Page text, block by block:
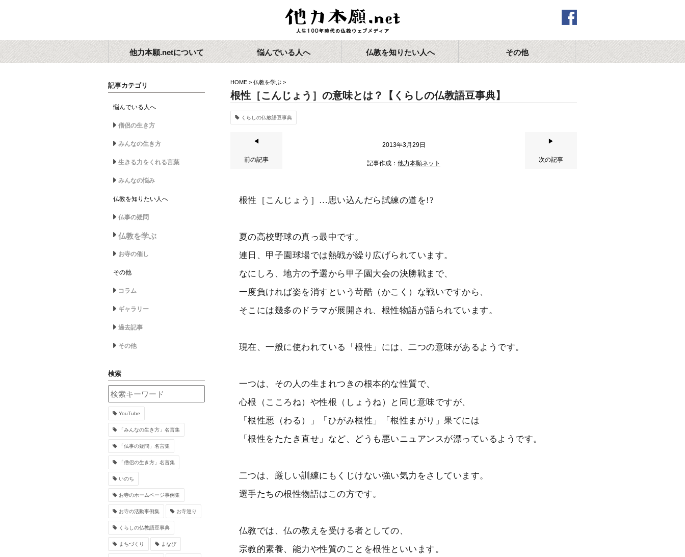
他力本願.netについて 悩んでいる人へ 仏教を知りたい人へ その他
HOME > 仏教を学ぶ >
根性［こんじょう］の意味とは？【くらしの仏教語豆事典】
くらしの仏教語豆事典
◀
前の記事
2013年3月29日
記事作成： 他力本願ネット
▶
次の記事
根性［こんじょう］…思い込んだら試練の道を!?
夏の高校野球の真っ最中です。
連日、甲子園球場では熱戦が繰り広げられています。
なにしろ、地方の予選から甲子園大会の決勝戦まで、
一度負ければ姿を消すという苛酷（かこく）な戦いですから、
そこには幾多のドラマが展開され、根性物語が語られています。
現在、一般に使われている「根性」には、二つの意味があるようです。
一つは、その人の生まれつきの根本的な性質で、
心根（こころね）や性根（しょうね）と同じ意味ですが、
「根性悪（わる）」「ひがみ根性」「根性まがり」果てには
「根性をたたき直せ」など、どうも悪いニュアンスが漂っているようです。
二つは、厳しい訓練にもくじけない強い気力をさしています。
選手たちの根性物語はこの方です。
仏教では、仏の教えを受ける者としての、
宗教的素養、能力や性質のことを根性といいます。
記事カテゴリ
悩んでいる人へ
僧侶の生き方
みんなの生き方
生きる力をくれる言葉
みんなの悩み
仏教を知りたい人へ
仏事の疑問
仏教を学ぶ
お寺の催し
その他
コラム
ギャラリー
過去記事
その他
検索
YouTube
「みんなの生き方」名言集
「仏事の疑問」名言集
「僧侶の生き方」名言集
いのち
お寺のホームページ事例集
お寺の活動事例集 お寺巡り
くらしの仏教語豆事典
まちづくり まなび